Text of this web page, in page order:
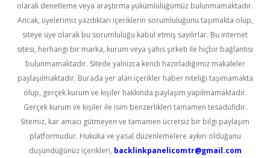
olarak denetleme veya araştırma yükümlülüğümüz bulunmamaktadır.
Ancak, üyelerimiz yazdıkları içeriklerin sorumluluğunu taşımakta olup,
siteye üye olarak bu sorumluluğu kabul etmiş sayılırlar. Bu internet
sitesi, herhangi bir marka, kurum veya şahıs şirketi ile hiçbir bağlantısı
bulunmamaktadır. Sitede yalnızca kendi hazırladığımız makaleler
paylaşılmaktadır. Burada yer alan içerikler haber niteliği taşımamakta
olup, gerçek kurum ve kişiler hakkında paylaşım yapılmamaktadır.
Gerçek kurum ve kişiler ile isim benzerlikleri tamamen tesadüfidir.
Sitemiz, kar amacı gütmeyen ve tamamen ücretsiz bir bilgi paylaşım
platformudur. Hukuka ve yasal düzenlemelere aykırı olduğunu
düşündüğünüz içerikleri, backlinkpanelicomtr@gmail.com